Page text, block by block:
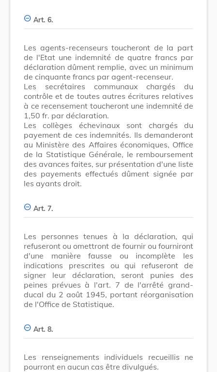
Art. 6.
Les agents-recenseurs toucheront de la part
de l'Etat une indemnité de quatre francs par
déclaration dûment remplie, avec un minimum
de cinquante francs par agent-recenseur.
Les secrétaires communaux chargés du
contrôle et de toutes autres écritures relatives
à ce recensement toucheront une indemnité de
1,50 fr. par déclaration.
Les collèges échevinaux sont chargés du
payement de ces indemnités. Ils demanderont
au Ministère des Affaires économiques, Office
de la Statistique Générale, le remboursement
des avances faites, sur présentation d'une liste
des payements effectués dûment signée par
les ayants droit.
Art. 7.
Les personnes tenues à la déclaration, qui
refuseront ou omettront de fournir ou fourniront
d'une manière fausse ou incomplète les
indications prescrites ou qui refuseront de
signer leur déclaration, seront punies des
peines prévues à l'art. 7 de l'arrêté grand-
ducal du 2 août 1945, portant réorganisation
de l'Office de Statistique.
Art. 8.
Les renseignements individuels recueillis ne
pourront en aucun cas être divulgués.